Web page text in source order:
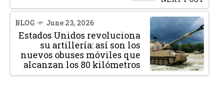
BLOG June 23, 2026
Estados Unidos revoluciona
su artillería: así son los
nuevos obuses móviles que
alcanzan los 80 kilómetros